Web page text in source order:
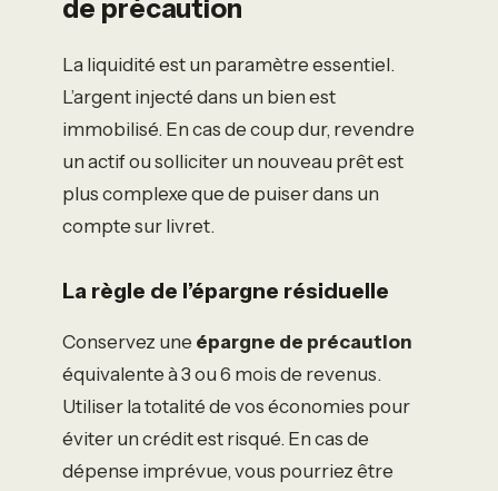
de précaution
La liquidité est un paramètre essentiel.
L’argent injecté dans un bien est
immobilisé. En cas de coup dur, revendre
un actif ou solliciter un nouveau prêt est
plus complexe que de puiser dans un
compte sur livret.
La règle de l’épargne résiduelle
Conservez une épargne de précaution
équivalente à 3 ou 6 mois de revenus.
Utiliser la totalité de vos économies pour
éviter un crédit est risqué. En cas de
dépense imprévue, vous pourriez être